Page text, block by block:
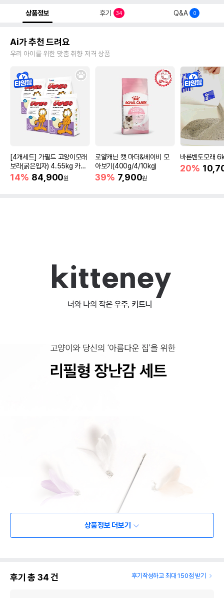
상품정보 후기 34 Q&A 0
Ai가 추천 드려요
우리 아이를 위한 맞춤 취향 저격 상품
[4개세트] 가필드 고양이모래
보라(굵은입자) 4.55kg 카사
바모래
14% 84,900원
로얄캐닌 캣 마더&베이비 모
아보기(400g/4/10kg)
39% 7,900원
바른벤토모래
20%
상품정보 더보기
후기 총 34건 후기작성하고 최대 150점 받기